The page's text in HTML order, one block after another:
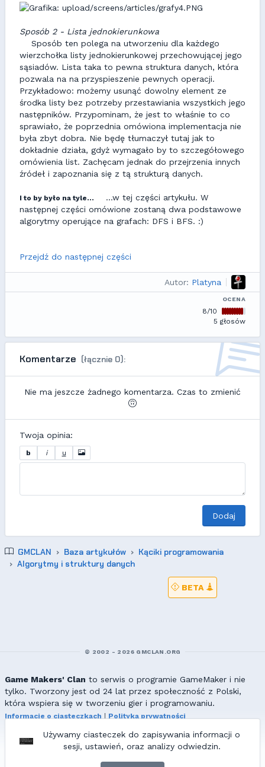
Sposób 2 - Lista jednokierunkowa
Sposób ten polega na utworzeniu dla każdego
wierzchołka listy jednokierunkowej przechowującej jego
sąsiadów. Lista taka to pewna struktura danych, która
pozwala na na przyspieszenie pewnych operacji.
Przykładowo: możemy usunąć dowolny element ze
środka listy bez potrzeby przestawiania wszystkich jego
następników. Przypominam, że jest to właśnie to co
sprawiało, że poprzednia omówiona implementacja nie
była zbyt dobra. Nie będę tłumaczył tutaj jak to
dokładnie działa, gdyż wymagało by to szczegółowego
omówienia list. Zachęcam jednak do przejrzenia innych
źródeł i zapoznania się z tą strukturą danych.
I to by było na tyle...
...w tej części artykułu. W
następnej części omówione zostaną dwa podstawowe
algorytmy operujące na grafach: DFS i BFS. :)
Przejdź do następnej części
Autor: Platyna
OCENA
8/10
5 głosów
Komentarze (łącznie 0):
Nie ma jeszcze żadnego komentarza. Czas to zmienić
Twoja opinia:
b i u
Dodaj
GMCLAN Baza artykułów
Kąciki programowania
Algorytmy i struktury danych
Używamy ciasteczek do zapisywania informacji o
sesji, ustawień, oraz analizy odwiedzin.
BETA
© 2002 - 2026 GMCLAN.ORG
Game Makers' Clan to serwis o programie GameMaker i nie
tylko. Tworzony jest od 24 lat przez społeczność z Polski,
która wspiera się w tworzeniu gier i programowaniu.
Informacje o ciasteczkach
Polityka prywatności
Wszelkie prawa zastrzeżone. Kopiowanie materiałów bez zgody
redakcji zabronione!